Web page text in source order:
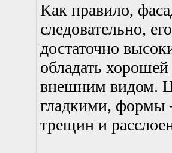
Как правило,
следовательно,
достаточно
обладать
внешним видом.
гладкими, формы
трещин и